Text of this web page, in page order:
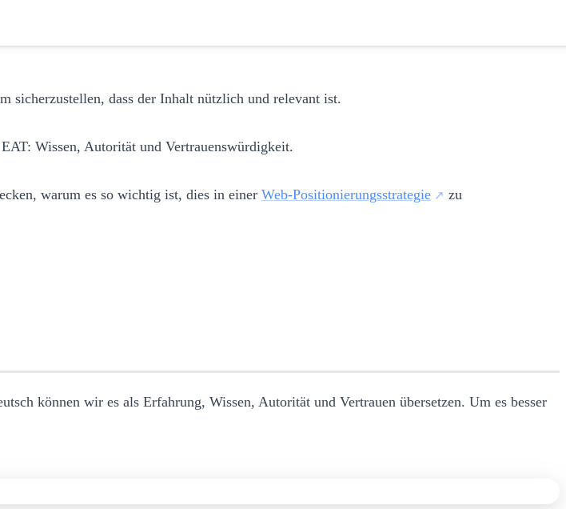
sicherzustellen, dass der Inhalt nützlich und relevant ist.
Wissen, Autorität und Vertrauenswürdigkeit.
warum es so wichtig ist, dies in einer Web-Positionierungsstrategie
zu
können wir es als Erfahrung, Wissen, Autorität und Vertrauen übersetzen. Um es besser